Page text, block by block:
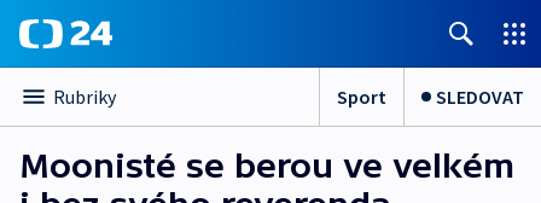
Rubriky Sport SLEDOVAT
Moonisté se berou ve velkém